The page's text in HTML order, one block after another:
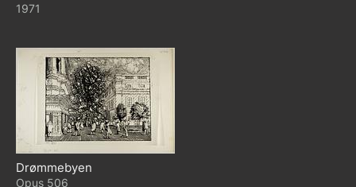
1971
Drømmebyen
506